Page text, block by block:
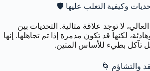
وكيفية التغلب عليها 🛡️
لا توجد علاقة مثالية. التحديات بين
لكنها قد تكون مدمرة إذا تم تجاهلها. إنها
تآكل بطيء للأساس المتين.
والتشاؤم 🌀